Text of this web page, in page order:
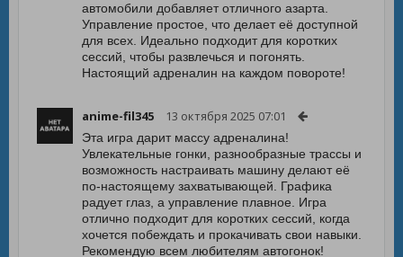
автомобили добавляет отличного азарта.
Управление простое, что делает её доступной
для всех. Идеально подходит для коротких
сессий, чтобы развлечься и погонять.
Настоящий адреналин на каждом повороте!
anime-fil345 13 октября 2025 07:01
Эта игра дарит массу адреналина!
Увлекательные гонки, разнообразные трассы и
возможность настраивать машину делают её
по-настоящему захватывающей. Графика
радует глаз, а управление плавное. Игра
отлично подходит для коротких сессий, когда
хочется побеждать и прокачивать свои навыки.
Рекомендую всем любителям автогонок!